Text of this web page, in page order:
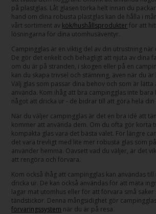
på plastglas. Låt glasen torka helt innan du
hand om dina robusta plastglas kan de hålla i
vårt sortiment av kök/hushållsprodukterför att
lösningarna för dina utomhusäventyr.
Campingglas är en viktig del av din utrustning när
De gör det enkelt och behagligt att njuta av dina
om du är på stranden, i skogen eller på en
kan du skapa trivsel och stämning, även när du
Välj glas som passar dina behov och som är lätta
använda. Kom ihåg att bra campingglas inte
något att dricka ur - de bidrar till att göra hela
När du väljer campingglas är det en bra idé att
kommer att använda dem. Om du ofta gör korta
kompakta glas vara det bästa valet. För längre
det vara trevligt med lite mer robusta glas som
använder hemma. Oavsett vad du väljer, är det
att rengöra och förvara.
Kom också ihåg att campingglas kan användas
dricka ur. De kan också användas för att mäta
lagar mat utomhus eller för att förvara små
tändstickor. Denna mångsidighet gör
förvaringssystem när du är på resa.